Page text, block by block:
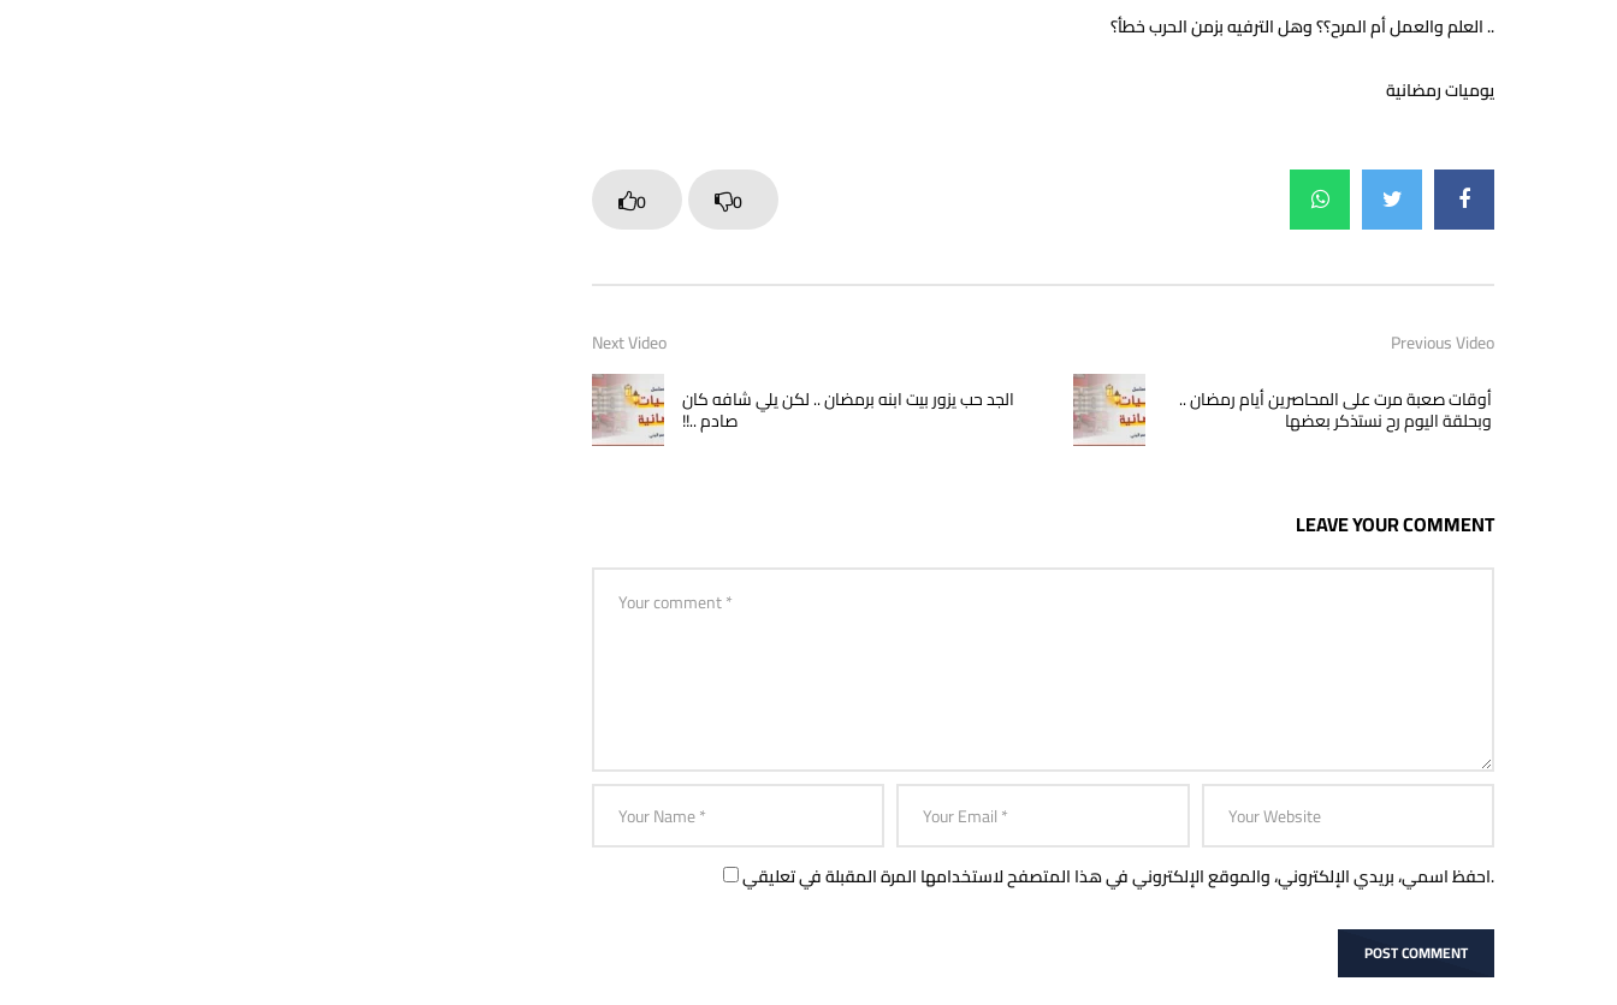
العلم والعمل أم المرح؟؟ وهل الترفيه بزمن الحرب خطأ؟ ..
يوميات رمضانية
0 0
Previous Video
أوقات صعبة مرت على المحاصرين أيام رمضان ..
وبحلقة اليوم رح نستذكر بعضها
Next Video
الجد حب يزور بيت ابنه برمضان .. لكن يلي شافه كان
صادم ..!!
LEAVE YOUR COMMENT
احفظ اسمي، بريدي الإلكتروني، والموقع الإلكتروني في هذا المتصفح لاستخدامها المرة المقبلة في تعليقي.